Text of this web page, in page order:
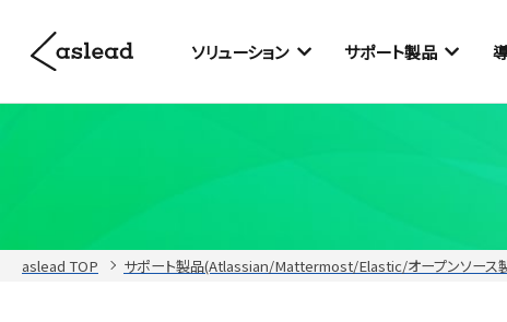
ソリューション サポート製品
aslead TOP サポート製品(Atlassian/Mattermost/Elastic/オープンソース